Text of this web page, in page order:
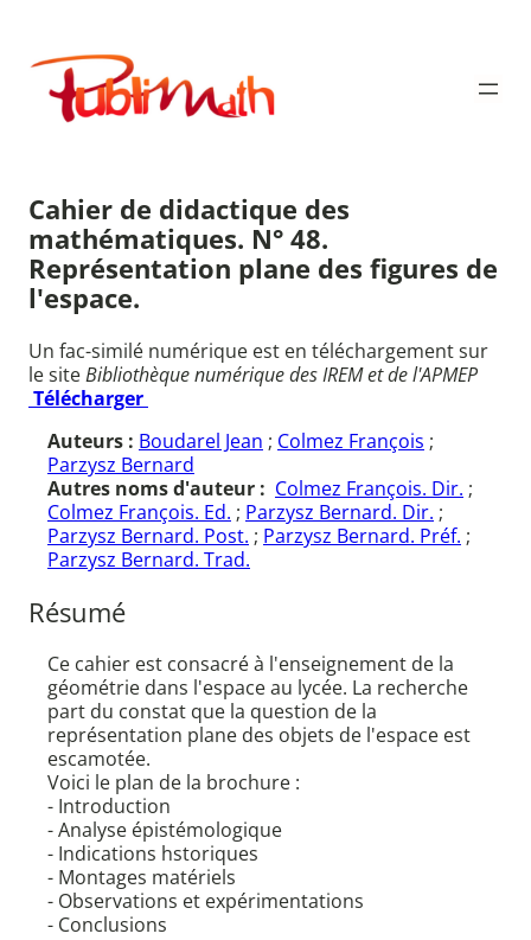
contenu
Publimath
Cahier de didactique des
mathématiques. N° 48.
Représentation plane des figures de
l'espace.
Un fac-similé numérique est en téléchargement sur
le siteBibliothèque numérique des IREM et de l'APMEP
Télécharger
Auteurs : Boudarel Jean ; Colmez François ;
Parzysz Bernard
Autres noms d'auteur : Colmez François. Dir. ;
Colmez François. Ed. ; Parzysz Bernard. Dir. ;
Parzysz Bernard. Post. ; Parzysz Bernard. Préf. ;
Parzysz Bernard. Trad.
Résumé
Ce cahier est consacré à l'enseignement de la
géométrie dans l'espace au lycée. La recherche
part du constat que la question de la
représentation plane des objets de l'espace est
escamotée.
Voici le plan de la brochure :
- Introduction
- Analyse épistémologique
- Indications hstoriques
- Montages matériels
- Observations et expérimentations
- Conclusions